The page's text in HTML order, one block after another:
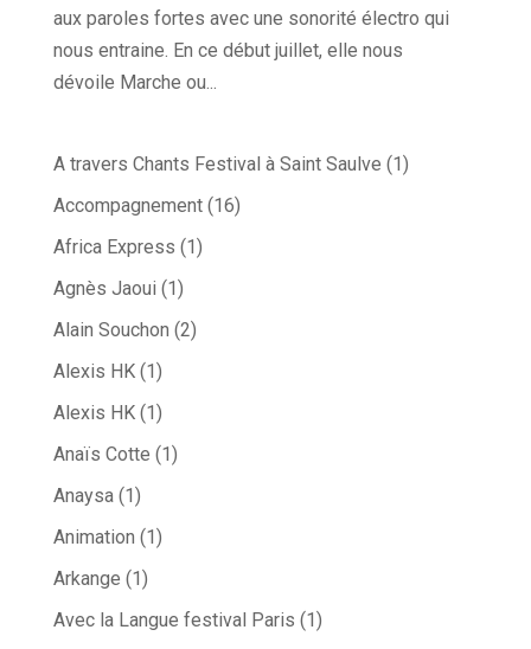
aux paroles fortes avec une sonorité électro qui
nous entraine. En ce début juillet, elle nous
dévoile Marche ou...
A travers Chants Festival à Saint Saulve (1)
Accompagnement(16)
Africa Express (1)
Agnès Jaoui (1)
Alain Souchon (2)
Alexis HK(1)
Alexis HK(1)
Anaïs Cotte (1)
Anaysa(1)
Animation (1)
Arkange (1)
Avec la Langue festival Paris (1)